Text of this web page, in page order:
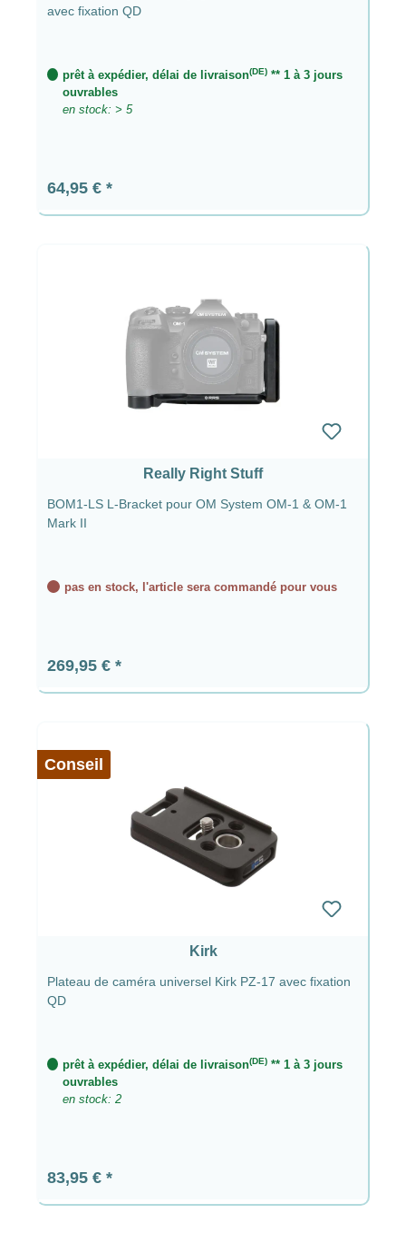
avec fixation QD
prêt à expédier, délai de livraison(DE) ** 1 à 3 jours
ouvrables
en stock: > 5
Prix régulier :
64,95 €
Really Right Stuff
BOM1-LS L-Bracket pour OM System OM-1 & OM-1
Mark II
pas en stock, l'article sera commandé pour vous
Prix régulier :
269,95 €
Conseil
Kirk
Plateau de caméra universel Kirk PZ-17 avec fixation
QD
prêt à expédier, délai de livraison(DE) ** 1 à 3 jours
ouvrables
en stock: 2
Prix régulier :
83,95 €